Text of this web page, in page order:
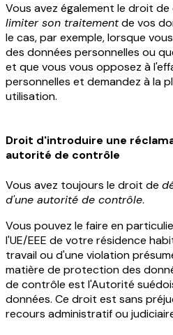
Vous avez également le droit
limiter son traitementde vos
le cas, par exemple, lorsque
des données personnelles ou
et que vous vous opposez à
personnelles et demandez à la
utilisation.
Droit d'introduire une
autorité de contrôle
Vous avez toujours le droit de
d'une autorité de contrôle.
Vous pouvez le faire en
l'UE/EEE de votre résidence
travail ou d'une violation
matière de protection des
de contrôle est l'Autorité
données. Ce droit est sans
recours administratif ou